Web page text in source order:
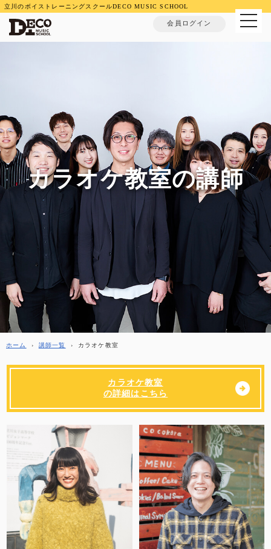
立川のボイストレーニングスクールDECO MUSIC SCHOOL
会員ログイン
MENU
カラオケ教室の講師
ホーム › 講師一覧 › カラオケ教室
カラオケ教室
の詳細はこちら